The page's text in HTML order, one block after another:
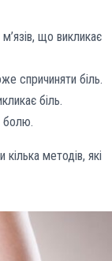
що викликає
спричиняти біль.
біль.
болю.
методів, які